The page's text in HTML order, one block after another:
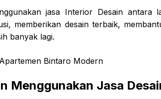
jasa Interior Desain antara
memberikan desain terbaik,
banyak lagi.
Menggunakan Jasa